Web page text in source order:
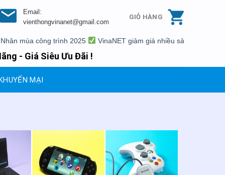
Email:
vienthongvinanet@gmail.com
GIỎ HÀNG
mùa công trình 2025 VinaNET giảm giá nhiều sản phẩm
- Giá Siêu Ưu Đãi !
MẠI